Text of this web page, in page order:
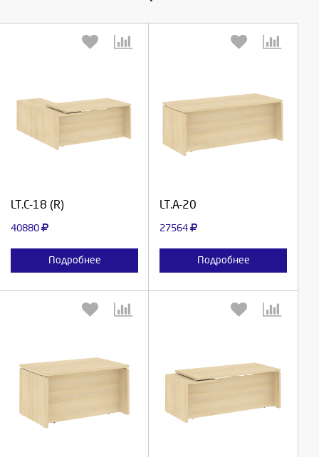
LT.C-18 (R)
40880
Подробнее
Выберите количество:
LT.A-20
27564
Подробнее
Выберите количество:
Выберите количество: Выберите количество: